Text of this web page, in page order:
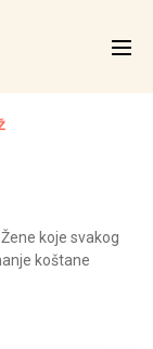
koje svakog
koštane